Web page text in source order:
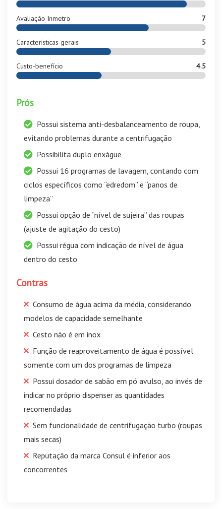
Avaliação Inmetro 7
Características gerais 5
Custo-benefício 4.5
Prós
Possui sistema anti-desbalanceamento de roupa,
evitando problemas durante a centrifugação
Possibilita duplo enxágue
Possui 16 programas de lavagem, contando com
ciclos específicos como “edredom” e “panos de
limpeza”
Possui opção de “nível de sujeira” das roupas
(ajuste de agitação do cesto)
Possui régua com indicação de nível de água
dentro do cesto
Contras
Consumo de água acima da média, considerando
modelos de capacidade semelhante
Cesto não é em inox
Função de reaproveitamento de água é possível
somente com um dos programas de limpeza
Possui dosador de sabão em pó avulso, ao invés de
indicar no próprio dispenser as quantidades
recomendadas
Sem funcionalidade de centrifugação turbo (roupas
mais secas)
Reputação da marca Consul é inferior aos
concorrentes